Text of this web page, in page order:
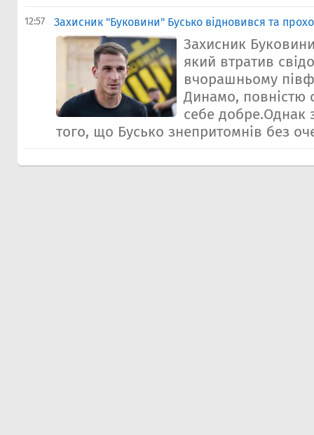
12:57 ​Захисник "Буковини" Бусько відновився та
Захисник
який втратив
вчорашньому
Динамо, повністю
себе добре.Однак
того, що Бусько знепритомнів без